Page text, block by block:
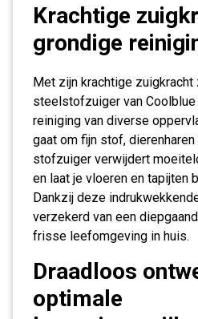
Krachtige
grondige
Met zijn krachtige zuigkracht
steelstofzuiger van
reiniging van diverse
gaat om fijn stof,
stofzuiger verwijdert
en laat je vloeren en tapijten
Dankzij deze
verzekerd van een
frisse leefomgeving in huis.
Draadloos
optimale